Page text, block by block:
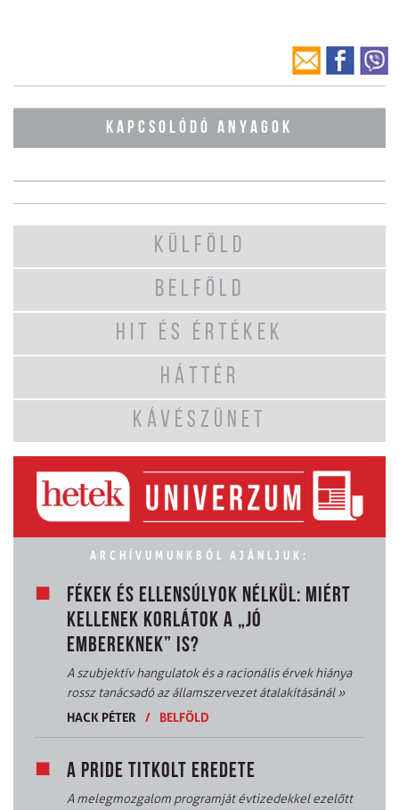
KAPCSOLÓDÓ ANYAGOK
KÜLFÖLD
BELFÖLD
HIT ÉS ÉRTÉKEK
HÁTTÉR
KÁVÉSZÜNET
ARCHÍVUMUNKBÓL AJÁNLJUK:
FÉKEK ÉS ELLENSÚLYOK NÉLKÜL: MIÉRT
KELLENEK KORLÁTOK A „JÓ
EMBEREKNEK” IS?
A szubjektív hangulatok és a racionális érvek hiánya
rossz tanácsadó az államszervezet átalakításánál»
HACK PÉTER
/ BELFÖLD
A PRIDE TITKOLT EREDETE
A melegmozgalom programját évtizedekkel ezelőtt